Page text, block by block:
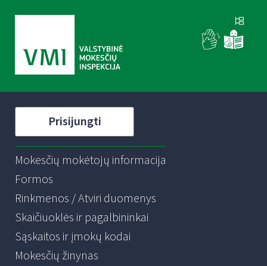
Prisijungti
Mokesčių mokėtojų informacija
Formos
Rinkmenos / Atviri duomenys
Skaičiuoklės ir pagalbininkai
Sąskaitos ir įmokų kodai
Mokesčių žinynas